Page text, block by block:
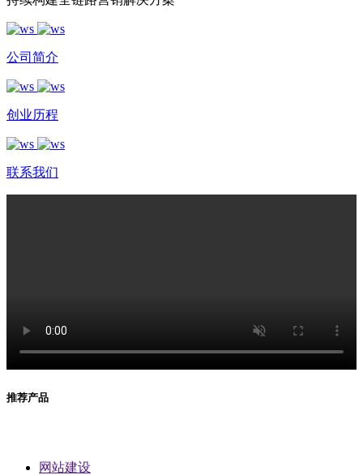
公司简介
创业历程
联系我们
推荐产品
网站建设